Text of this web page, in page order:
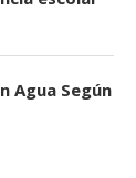
Agua Según